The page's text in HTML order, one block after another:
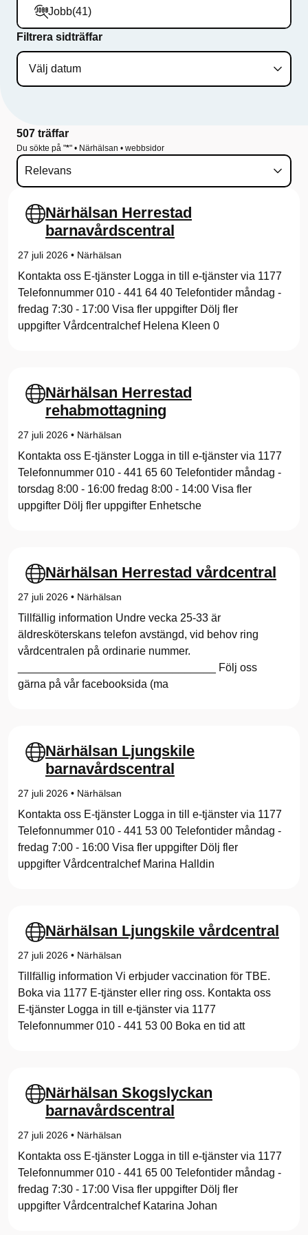
N
ä
h
a
n
s
s
d
Jobb(41)
Filtrera sidträffar
507 träffar
Du sökte på "*" • Närhälsan • webbsidor
Närhälsan Herrestad
barnavårdscentral
27 juli 2026 • Närhälsan
Kontakta oss E-tjänster Logga in till e-tjänster via 1177
Telefonnummer 010 - 441 64 40 Telefontider måndag -
fredag 7:30 - 17:00 Visa fler uppgifter Dölj fler
uppgifter Vårdcentralchef Helena Kleen 0
Närhälsan Herrestad
rehabmottagning
27 juli 2026 • Närhälsan
Kontakta oss E-tjänster Logga in till e-tjänster via 1177
Telefonnummer 010 - 441 65 60 Telefontider måndag -
torsdag 8:00 - 16:00 fredag 8:00 - 14:00 Visa fler
uppgifter Dölj fler uppgifter Enhetsche
Närhälsan Herrestad vårdcentral
27 juli 2026 • Närhälsan
Tillfällig information Undre vecka 25-33 är
äldresköterskans telefon avstängd, vid behov ring
vårdcentralen på ordinarie nummer.
________________________________ Följ oss
gärna på vår facebooksida (ma
Närhälsan Ljungskile
barnavårdscentral
27 juli 2026 • Närhälsan
Kontakta oss E-tjänster Logga in till e-tjänster via 1177
Telefonnummer 010 - 441 53 00 Telefontider måndag -
fredag 7:00 - 16:00 Visa fler uppgifter Dölj fler
uppgifter Vårdcentralchef Marina Halldin
Närhälsan Ljungskile vårdcentral
27 juli 2026 • Närhälsan
Tillfällig information Vi erbjuder vaccination för TBE.
Boka via 1177 E-tjänster eller ring oss. Kontakta oss
E-tjänster Logga in till e-tjänster via 1177
Telefonnummer 010 - 441 53 00 Boka en tid att
Närhälsan Skogslyckan
barnavårdscentral
27 juli 2026 • Närhälsan
Kontakta oss E-tjänster Logga in till e-tjänster via 1177
Telefonnummer 010 - 441 65 00 Telefontider måndag -
fredag 7:30 - 17:00 Visa fler uppgifter Dölj fler
uppgifter Vårdcentralchef Katarina Johan